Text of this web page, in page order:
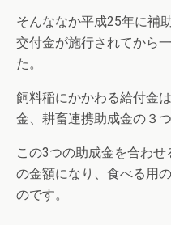
そんななか平成25年に補
交付金が施行されてから
た。
飼料稲にかかわる給付金
金、耕畜連携助成金の３つ
この3つの助成金を合わ
の金額になり、食べる用
のです。